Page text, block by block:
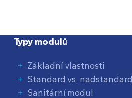
Typy modulů
Základní vlastnosti
Standard vs. nadstandard
Sanitární modul